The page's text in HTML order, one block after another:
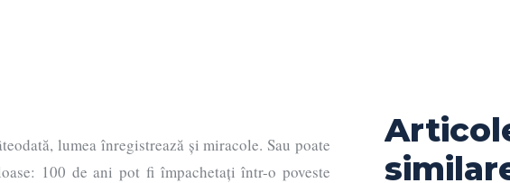
lumea înregistrează și miracole. Sau poate
100 de ani pot fi împachetați într-o poveste